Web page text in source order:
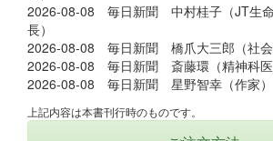
2026-08-08 毎日新聞 中村桂子（JT生
長）
2026-08-08 毎日新聞 橋爪大三郎（社会
2026-08-08 毎日新聞 斎藤環（精神科医
2026-08-08 毎日新聞 星野智幸（作家）
上記内容は本書刊行時のものです。